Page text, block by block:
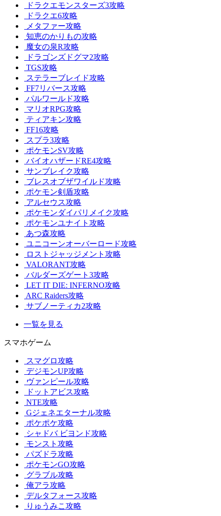
ドラクエモンスターズ3攻略
ドラクエ6攻略
メタファー攻略
知恵のかりもの攻略
魔女の泉R攻略
ドラゴンズドグマ2攻略
TGS攻略
ステラーブレイド攻略
FF7リバース攻略
パルワールド攻略
マリオRPG攻略
ティアキン攻略
FF16攻略
スプラ3攻略
ポケモンSV攻略
バイオハザードRE4攻略
サンブレイク攻略
ブレスオブザワイルド攻略
ポケモン剣盾攻略
アルセウス攻略
ポケモンダイパリメイク攻略
ポケモンユナイト攻略
あつ森攻略
ユニコーンオーバーロード攻略
ロストジャッジメント攻略
VALORANT攻略
バルダーズゲート3攻略
LET IT DIE: INFERNO攻略
ARC Raiders攻略
サブノーティカ2攻略
一覧を見る
スマホゲーム
スマグロ攻略
デジモンUP攻略
ヴァンピール攻略
ドットアビス攻略
NTE攻略
Gジェネエターナル攻略
ポケポケ攻略
シャドバ ビヨンド攻略
モンスト攻略
パズドラ攻略
ポケモンGO攻略
グラブル攻略
俺アラ攻略
デルタフォース攻略
りゅうみこ攻略